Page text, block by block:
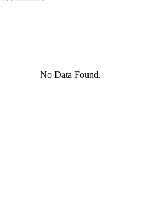
No Data Found.